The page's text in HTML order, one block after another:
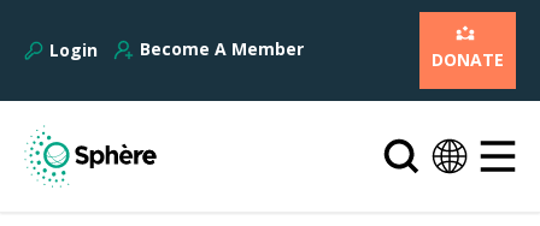
Login Become A Member DONATE